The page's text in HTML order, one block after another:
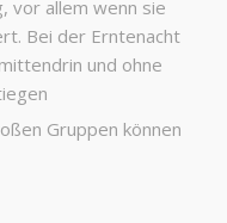
vor allem wenn sie
Bei der Erntenacht
und ohne
Gruppen können